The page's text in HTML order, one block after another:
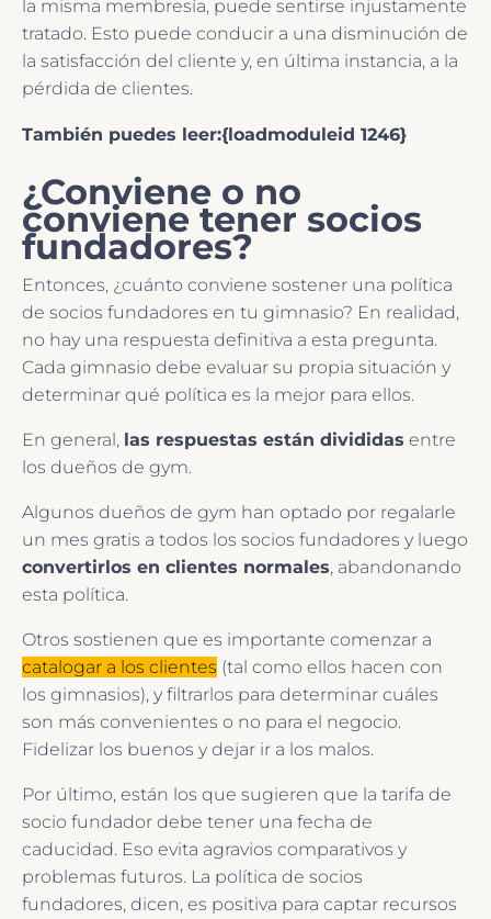
la misma membresía, puede sentirse injustamente
tratado. Esto puede conducir a una disminución de
la satisfacción del cliente y, en última instancia, a la
pérdida de clientes.
También puedes leer:{loadmoduleid 1246}
¿Conviene o no
conviene tener socios
fundadores?
Entonces, ¿cuánto conviene sostener una política
de socios fundadores en tu gimnasio? En realidad,
no hay una respuesta definitiva a esta pregunta.
Cada gimnasio debe evaluar su propia situación y
determinar qué política es la mejor para ellos.
En general, las respuestas están divididas entre
los dueños de gym.
Algunos dueños de gym han optado por regalarle
un mes gratis a todos los socios fundadores y luego
convertirlos en clientes normales, abandonando
esta política.
Otros sostienen que es importante comenzar a
catalogar a los clientes (tal como ellos hacen con
los gimnasios), y filtrarlos para determinar cuáles
son más convenientes o no para el negocio.
Fidelizar los buenos y dejar ir a los malos.
Por último, están los que sugieren que la tarifa de
socio fundador debe tener una fecha de
caducidad. Eso evita agravios comparativos y
problemas futuros. La política de socios
fundadores, dicen, es positiva para captar recursos